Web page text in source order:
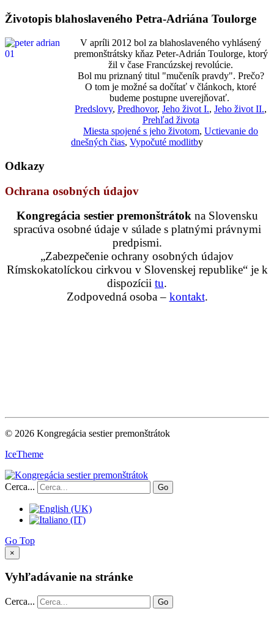
Životopis blahoslaveného Petra-Adriána Toulorge
V apríli 2012 bol za blahoslaveného vyhlásený
premonštrátsky kňaz Peter-Adrián Toulorge, ktorý
žil v čase Francúzskej revolúcie.
Bol mu priznaný titul "mučeník pravdy". Prečo?
O tom je možné sa dočítať v článkoch, ktoré
budeme postupne uverejňovať.
Predslovy, Predhovor, Jeho život I., Jeho život II.,
Prehľad života
Miesta spojené s jeho životom, Uctievanie do
dnešných čias, Vypočuté modlitby
Odkazy
Ochrana osobných údajov
Kongregácia sestier premonštrátok na Slovensku
spracúva osobné údaje v súlade s platnými právnymi
predpismi.
„Zabezpečenie ochrany osobných údajov
Rímskokatolíckou cirkvou v Slovenskej republike“ je k
dispozícii tu.
Zodpovedná osoba – kontakt.
© 2026 Kongregácia sestier premonštrátok
IceTheme
Cerca... Go
Go Top
×
Vyhľadávanie na stránke
Cerca... Go